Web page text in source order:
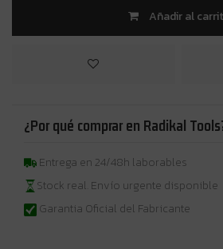
Añadir al
¿Por qué comprar en Radikal
Entrega en 24/48h laborables
Stock real. Envío urgente disponible
Garantia Oficial del Fabricante